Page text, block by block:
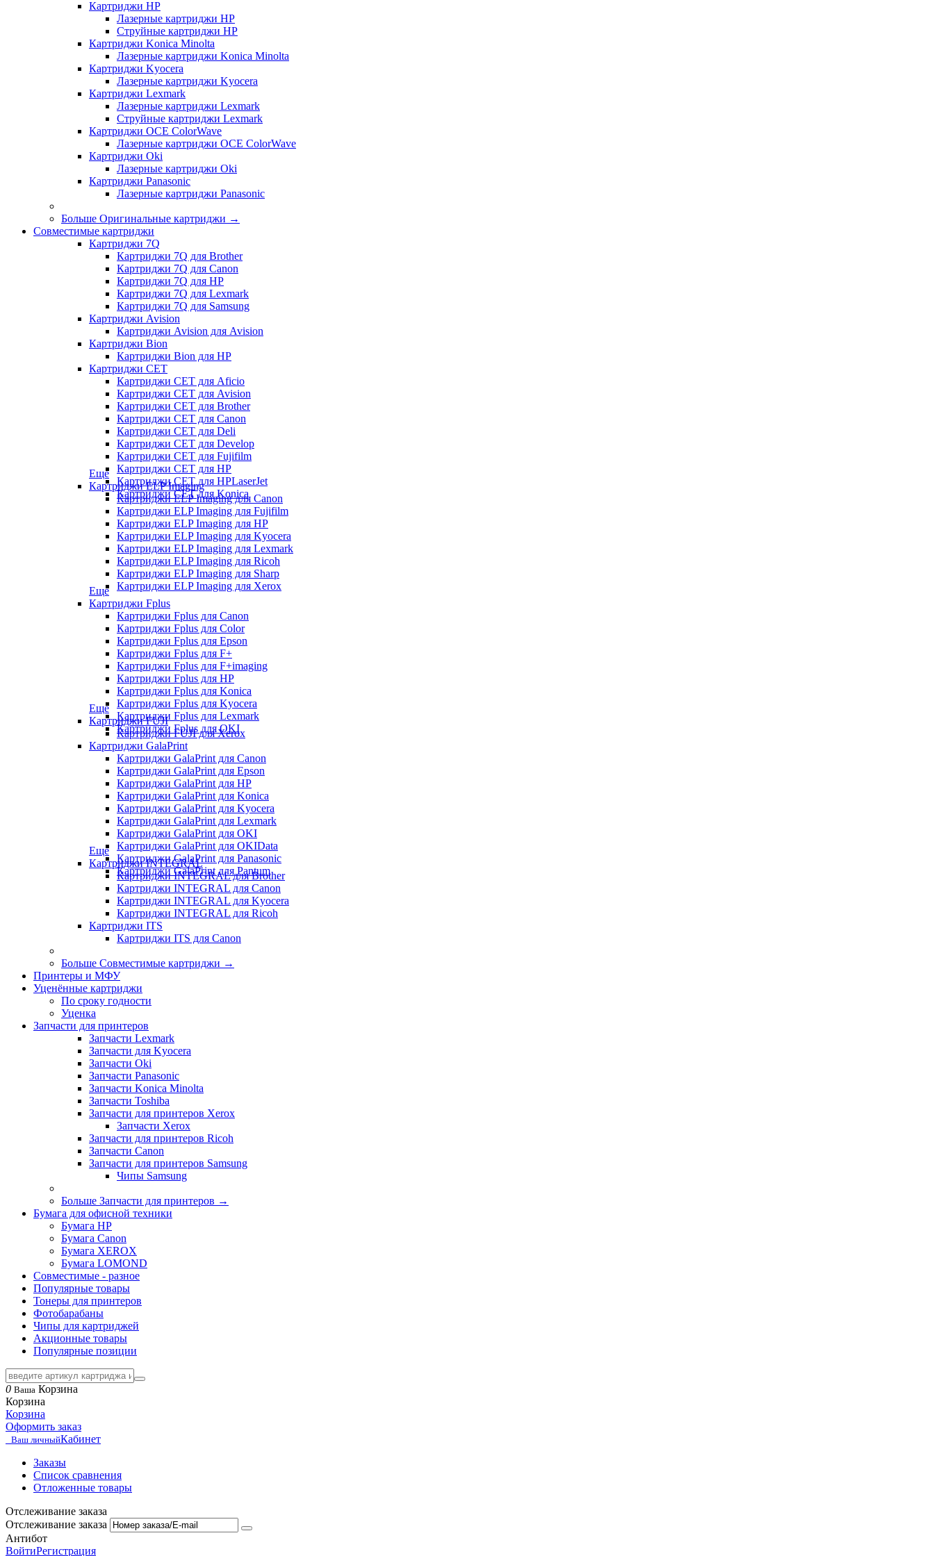
Картриджи HP
Лазерные картриджи HP
Струйные картриджи HP
Картриджи Konica Minolta
Лазерные картриджи Konica Minolta
Картриджи Kyocera
Лазерные картриджи Kyocera
Картриджи Lexmark
Лазерные картриджи Lexmark
Струйные картриджи Lexmark
Картриджи OCE ColorWave
Лазерные картриджи OCE ColorWave
Картриджи Oki
Лазерные картриджи Oki
Картриджи Panasonic
Лазерные картриджи Panasonic
Больше Оригинальные картриджи →
Совместимые картриджи
Картриджи 7Q
Картриджи 7Q для Brother
Картриджи 7Q для Canon
Картриджи 7Q для HP
Картриджи 7Q для Lexmark
Картриджи 7Q для Samsung
Картриджи Avision
Картриджи Avision для Avision
Картриджи Bion
Картриджи Bion для HP
Картриджи CET
Картриджи CET для Aficio
Картриджи CET для Avision
Картриджи CET для Brother
Картриджи CET для Canon
Картриджи CET для Deli
Картриджи CET для Develop
Картриджи CET для Fujifilm
Картриджи CET для HP
Картриджи CET для HPLaserJet
Картриджи CET для Konica
Еще
Картриджи ELP Imaging
Картриджи ELP Imaging для Canon
Картриджи ELP Imaging для Fujifilm
Картриджи ELP Imaging для HP
Картриджи ELP Imaging для Kyocera
Картриджи ELP Imaging для Lexmark
Картриджи ELP Imaging для Ricoh
Картриджи ELP Imaging для Sharp
Картриджи ELP Imaging для Xerox
Еще
Картриджи Fplus
Картриджи Fplus для Canon
Картриджи Fplus для Color
Картриджи Fplus для Epson
Картриджи Fplus для F+
Картриджи Fplus для F+imaging
Картриджи Fplus для HP
Картриджи Fplus для Konica
Картриджи Fplus для Kyocera
Картриджи Fplus для Lexmark
Картриджи Fplus для OKI
Еще
Картриджи FUJI
Картриджи FUJI для Xerox
Картриджи GalaPrint
Картриджи GalaPrint для Canon
Картриджи GalaPrint для Epson
Картриджи GalaPrint для HP
Картриджи GalaPrint для Konica
Картриджи GalaPrint для Kyocera
Картриджи GalaPrint для Lexmark
Картриджи GalaPrint для OKI
Картриджи GalaPrint для OKIData
Картриджи GalaPrint для Panasonic
Картриджи GalaPrint для Pantum
Еще
Картриджи INTEGRAL
Картриджи INTEGRAL для Brother
Картриджи INTEGRAL для Canon
Картриджи INTEGRAL для Kyocera
Картриджи INTEGRAL для Ricoh
Картриджи ITS
Картриджи ITS для Canon
Больше Совместимые картриджи →
Принтеры и МФУ
Уценённые картриджи
По сроку годности
Уценка
Запчасти для принтеров
Запчасти Lexmark
Запчасти для Kyocera
Запчасти Oki
Запчасти Panasonic
Запчасти Koniсa Minolta
Запчасти Toshiba
Запчасти для принтеров Xerox
Запчасти Xerox
Запчасти для принтеров Ricoh
Запчасти Canon
Запчасти для принтеров Samsung
Чипы Samsung
Больше Запчасти для принтеров →
Бумага для офисной техники
Бумага HP
Бумага Canon
Бумага XEROX
Бумага LOMOND
Совместимые - разное
Популярные товары
Тонеры для принтеров
Фотобарабаны
Чипы для картриджей
Акционные товары
Популярные позиции
0 Ваша Корзина
Корзина
Корзина
Оформить заказ
Ваш личныйКабинет
Заказы
Список сравнения
Отложенные товары
Отслеживание заказа
Отслеживание заказа
Антибот
ВойтиРегистрация